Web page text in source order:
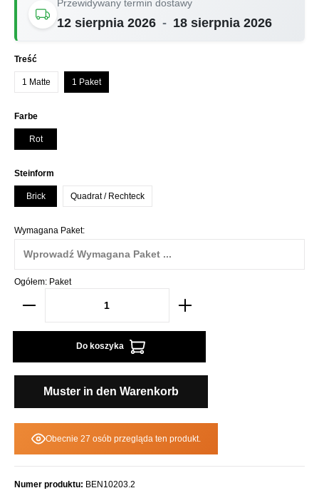
Przewidywany termin dostawy
12 sierpnia 2026 - 18 sierpnia 2026
Wybierz
Treść
1 Matte 1 Paket
Wybierz
Farbe
Rot
Wybierz
Steinform
Brick Quadrat / Rechteck
Wymagana Paket:
Ogółem: Paket
Do koszyka
Muster in den Warenkorb
Obecnie 27 osób przegląda ten produkt.
Numer produktu: BEN10203.2